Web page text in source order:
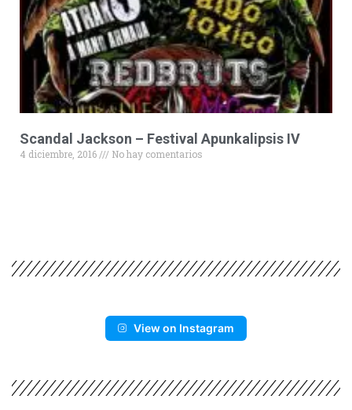
Scandal Jackson – Festival Apunkalipsis IV
4 diciembre, 2016 No hay comentarios
View on Instagram